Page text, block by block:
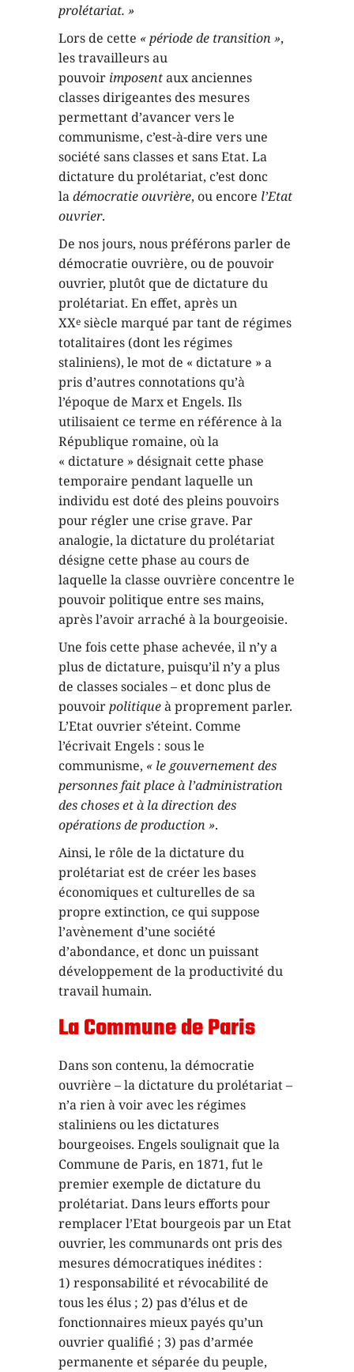
prolétariat. »
Lors de cette « période de transition »,
les travailleurs au
pouvoir imposentaux anciennes
classes dirigeantes des mesures
permettant d’avancer vers le
communisme, c’est-à-dire vers une
société sans classes et sans Etat. La
dictature du prolétariat, c’est donc
ladémocratieouvrière, ou encore l’Etat
ouvrier.
De nos jours, nous préférons parler de
démocratie ouvrière, ou de pouvoir
ouvrier, plutôt que de dictature du
prolétariat. En effet, après un
XXe siècle marqué par tant de régimes
totalitaires (dont les régimes
staliniens), le mot de « dictature » a
pris d’autres connotations qu’à
l’époque de Marx et Engels. Ils
utilisaient ce terme en référence à la
République romaine, où la
« dictature » désignait cette phase
temporaire pendant laquelle un
individu est doté des pleins pouvoirs
pour régler une crise grave. Par
analogie, la dictature du prolétariat
désigne cette phase au cours de
laquelle la classe ouvrière concentre le
pouvoir politique entre ses mains,
après l’avoir arraché à la bourgeoisie.
Une fois cette phase achevée, il n’y a
plus de dictature, puisqu’il n’y a plus
de classes sociales – et donc plus de
pouvoirpolitiqueà proprement parler.
L’Etat ouvrier s’éteint. Comme
l’écrivait Engels : sous le
communisme, « le gouvernement des
personnes fait place à l’administration
des choses et à la direction des
opérations de production ».
Ainsi, le rôle de la dictature du
prolétariat est de créer les bases
économiques et culturelles de sa
propre extinction, ce qui suppose
l’avènement d’une société
d’abondance, et donc un puissant
développement de la productivité du
travail humain.
La Commune de Paris
Dans son contenu, la démocratie
ouvrière – la dictature du prolétariat –
n’a rien à voir avec les régimes
staliniens ou les dictatures
bourgeoises. Engels soulignait que la
Commune de Paris, en 1871, fut le
premier exemple de dictature du
prolétariat. Dans leurs efforts pour
remplacer l’Etat bourgeois par un Etat
ouvrier, les communards ont pris des
mesures démocratiques inédites :
1) responsabilité et révocabilité de
tous les élus ; 2) pas d’élus et de
fonctionnaires mieux payés qu’un
ouvrier qualifié ; 3) pas d’armée
permanente et séparée du peuple,